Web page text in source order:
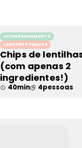
ACOMPANHAMENTO
LANCHES E SNACKS
Chips de
(com apenas 2
ingredientes!)
40min 4pessoas